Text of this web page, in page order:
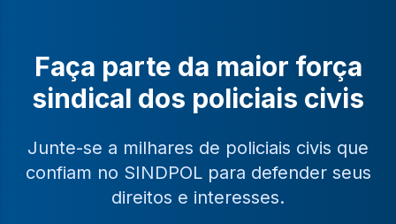
Faça parte da maior força
sindical dos policiais civis
Junte-se a milhares de policiais civis que
confiam no SINDPOL para defender seus
direitos e interesses.